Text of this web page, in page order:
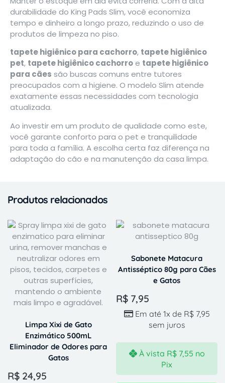
durabilidade do King Pads Slim, você economiza
tempo e dinheiro a longo prazo, reduzindo o uso de
produtos de limpeza no piso.
tapete higiênico para cachorro, tapete higiênico
pet, tapete higiênico cachorroe tapete higiênico
para cães são buscas comuns entre tutores
preocupados com a higiene. O modelo Slim atende
exatamente essas necessidades com tecnologia
atualizada.
Ao investir em um produto de qualidade como este,
você garante conforto para o pet e tranquilidade
para toda a família. A escolha certa faz diferença na
adaptação do cão e na manutenção da casa limpa.
Produtos relacionados
Limpa Xixi de Gato
Enzimático 500mL
Eliminador de Odores para
Gatos
R$ 24,95
Sabonete Matacura
Antisséptico 80g para Cães
e Gatos
R$ 7,95
Em até 1x de R$7,95
sem juros
À vista R$7,55 no
Pix